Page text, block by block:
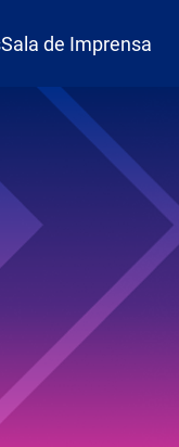
Sala de Imprensa